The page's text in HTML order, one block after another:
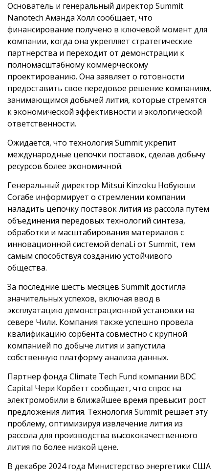
Основатель и генеральный директор Summit
Nanotech Аманда Холл сообщает, что
финансирование получено в ключевой момент для
компании, когда она укрепляет стратегические
партнерства и переходит от демонстрации к
полномасштабному коммерческому
проектированию. Она заявляет о готовности
предоставить свое передовое решение компаниям,
занимающимся добычей лития, которые стремятся
к экономической эффективности и экологической
ответственности.
Ожидается, что технология Summit укрепит
международные цепочки поставок, сделав добычу
ресурсов более экономичной.
Генеральный директор Mitsui Kinzoku Нобуюши
Согабе информирует о стремлении компании
наладить цепочку поставок лития из рассола путем
объединения передовых технологий синтеза,
обработки и масштабирования материалов с
инновационной системой denaLi от Summit, тем
самым способствуя созданию устойчивого
общества.
За последние шесть месяцев Summit достигла
значительных успехов, включая ввод в
эксплуатацию демонстрационной установки на
севере Чили. Компания также успешно провела
квалификацию сорбента совместно с крупной
компанией по добыче лития и запустила
собственную платформу анализа данных.
Партнер фонда Climate Tech Fund компании BDC
Capital Чери Корбетт сообщает, что спрос на
электромобили в ближайшее время превысит рост
предложения лития. Технология Summit решает эту
проблему, оптимизируя извлечение лития из
рассола для производства высококачественного
лития по более низкой цене.
В декабре 2024 года Министерство энергетики США